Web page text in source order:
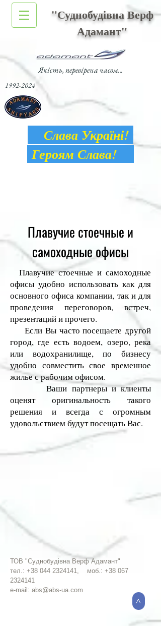
"Суднобудівна Верф
Адамант"
Якість, перевірена часом...
1992-2024
Слава Україні!
Героям Слава!
Плавучие стоечные и
самоходные офисы
Плавучие стоечные и самоходные
офисы удобно использовать как для
основного офиса компании, так и для
проведения переговоров, встреч,
презентаций и прочего.
Если Вы часто посещаете другой
город, где есть водоем, озеро, река
или водохранилище, по бизнесу
удобно совместить свое временное
жилье с рабочим офисом.
Ваши партнеры и клиенты
оценят оригинальность такого
решения и всегда с огромным
удовольствием будут посещать Вас.
ТОВ "Суднобудівна Верф Адамант"
тел.: +38 044 2324141, моб.: +38 067
2324141
e-mail: abs@abs-ua.com
>